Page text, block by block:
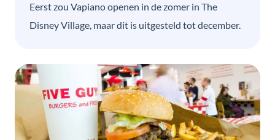
Eerst zou Vapiano openen in de zomer in The
Disney Village, maar dit is uitgesteld tot december.